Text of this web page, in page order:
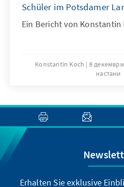
Schüler im Potsdamer
Ein Bericht von Konstantin
Konstantin Koch 8
настани
Erhalten Sie exklusive